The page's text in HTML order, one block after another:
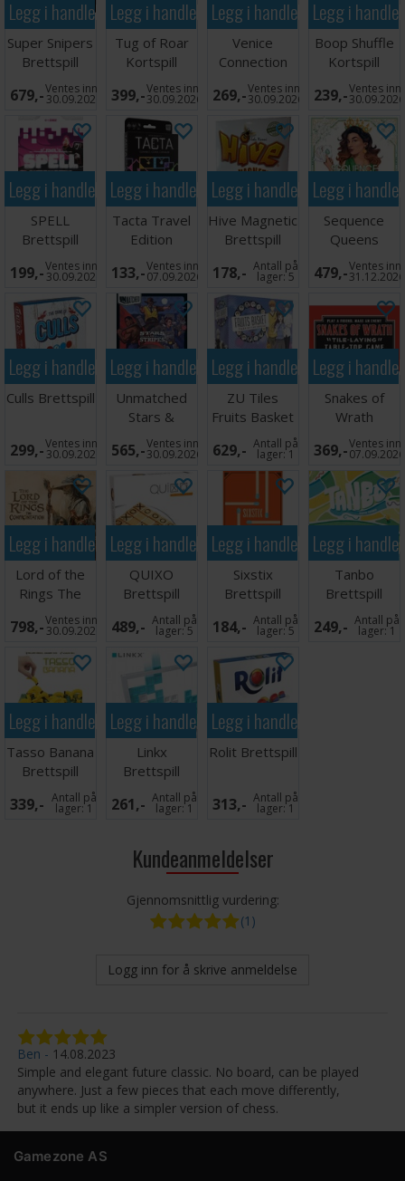
Legg i handlekurven
Super Snipers
Brettspill
679,-Ventes inn
30.09.2026
Legg i handlekurven
Tug of Roar
Kortspill
399,-Ventes inn
30.09.2026
Legg i handlekurven
Venice
Connection
Brettspill
269,-Ventes inn
30.09.2026
Legg i
Boop Shuffle
Kortspill
239,-Ventes inn
30.09.2026
Legg i handlekurven
SPELL
Brettspill
199,-Ventes inn
30.09.2026
Legg i handlekurven
Tacta Travel
Edition
Kortspill
133,-Ventes inn
07.09.2026
Legg i handlekurven
Hive Magnetic
Brettspill
178,- Antall på
lager:5
Legg i
Sequence
Queens
Brettspill
479,-Ventes inn
31.12.2026
Legg i handlekurven
Culls Brettspill
299,-Ventes inn
30.09.2026
Legg i handlekurven
Unmatched
Stars &
Stripes
Kortspill
565,-Ventes inn
30.09.2026
Legg i handlekurven
ZU Tiles
Fruits Basket
Starter Set 2
629,- Antall på
lager:1
Legg i
Snakes of
Wrath
Brettspill
369,-Ventes inn
07.09.2026
Legg i handlekurven
Lord of the
Rings The
Confrontation
798,-Ventes inn
30.09.2026
Legg i handlekurven
QUIXO
Brettspill
489,- Antall på
lager:5
Legg i handlekurven
Sixstix
Brettspill
184,- Antall på
lager:5
Legg i
Tanbo
Brettspill
249,- Antall på
lager:1
Legg i handlekurven
Tasso Banana
Brettspill
339,- Antall på
lager:1
Legg i handlekurven
Linkx
Brettspill
261,- Antall på
lager:1
Legg i handlekurven
Rolit Brettspill
313,- Antall på
lager:1
Kundeanmeldelser
Gjennomsnittlig vurdering:
(1)
Logg inn for å skrive anmeldelse
Ben
14.08.2023
Simple and elegant future classic. No board, can be played
anywhere. Just a few pieces that each move differently,
but it ends up like a simpler version of chess.
Gamezone AS